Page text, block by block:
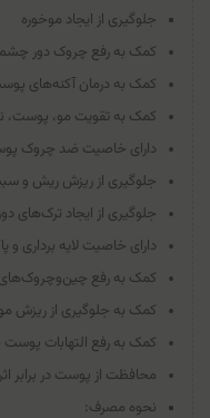
جلوگیری از ایجاد موخوره
کمک به رفع چروک دور چشم
کمک به درمان آکنه‌های
کمک به تقویت مو، پوست،
دارای خاصیت ضد چروک
جلوگیری از ریزش ریش و
جلوگیری از ایجاد ترک‌های
دارای خاصیت لایه برداری
کمک به رفع
کمک به جلوگیری از ریزش
کمک به رفع التهابات پوست
محافظت از پوست در برابر
نحوه مصرف: